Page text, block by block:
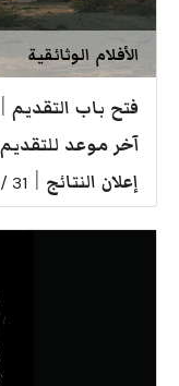
الأفلام الوثائقية
فتح باب التقديم
آخر موعد للتقديم
إعلان النتائج 31 / 8 / 2026